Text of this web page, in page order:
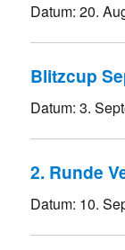
Datum:20.
Blitzcup
Datum:3.
2. Runde
Datum: 10.